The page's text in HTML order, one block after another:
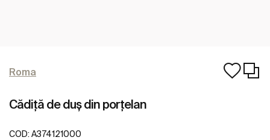
Roma
Cădiţă de duş din porţelan
COD: A374121000